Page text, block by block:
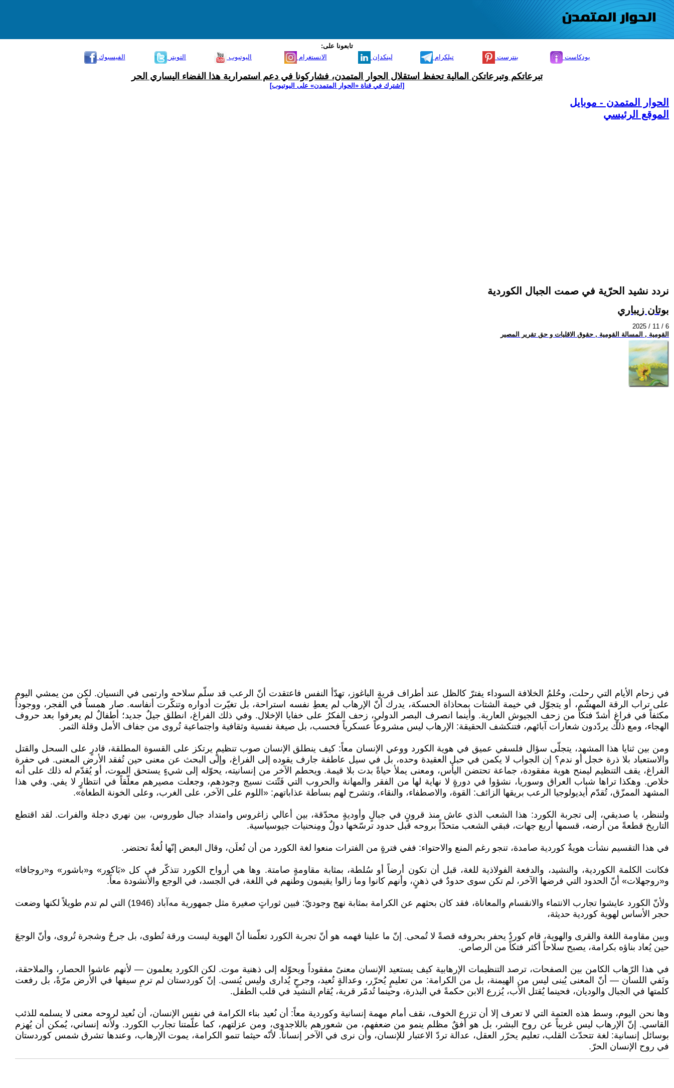
تابعونا على:
الفيسبوك
التويتر اليوتيوب الانستغرام لينكدإن تيلكرام بنترست بودكاست
تبرعاتكم وتبرعاتكن المالية تحفظ استقلال الحوار المتمدن، فشاركونا في دعم استمرارية هذا الفضاء اليساري الحر
[اشترك في قناة ‫«الحوار المتمدن» على اليوتيوب]
الحوار المتمدن - موبايل
الموقع الرئيسي
نردد نشيد الحرّية في صمت الجبال الكوردية
بوتان زيباري
2025 / 11 / 6
القومية , المسالة القومية , حقوق الاقليات و حق تقرير المصير
في زحام الأيام التي رحلت، وحُلمُ الخلافة السوداء يفترّ كالظل عند أطراف قريةٍ الباغوز، تهدّأ النفس فاعتقدت أنّ الرعب قد سلّم سلاحه وارتمى في النسيان. لكن من يمشي اليوم
على تراب الرقة المهشّم، أو يتجوّل في خيمة الشتات بمحاذاة الحسكة، يدرك أنّ الإرهاب لم يعطِ نفسه استراحة، بل تغيّرت أدواره وتنكّرت أنفاسه. صار همساً في الفجر، ووجوداً
مكثفاً في فراغٍ أشدّ فتكاً من زحف الجيوش العارية. وأينما انصرف البصر الدولي، زحف الفكرُ على خفايا الإخلال. وفي ذلك الفراغ، انطلق جيلٌ جديد؛ أطفالٌ لم يعرفوا بعد حروف
الهجاء، ومع ذلك يردّدون شعارات آبائهم، فتنكشف الحقيقة: الإرهاب ليس مشروعاً عسكرياً فحسب، بل صيغة نفسية وثقافية واجتماعية تُروى من جفاف الأمل وقلة الثمر.
ومن بين ثنايا هذا المشهد، يتجلّى سؤال فلسفي عميق في هوية الكورد ووعي الإنسان معاً: كيف ينطلق الإنسان صوب تنظيمٍ يرتكز على القسوة المطلقة، قادرٍ على السحل والقتل
والاستعباد بلا ذرة خجل أو ندم؟ إن الجواب لا يكمن في حبل العقيدة وحده، بل في سيل عاطفة جارف يقوده إلى الفراغ، وإلى البحث عن معنى حين تُفقد الأرض المعنى. في حفرة
الفراغ، يقف التنظيم ليمنح هوية مفقودة، جماعة تحتضن اليأس، ومعنى يملأ حياةً بدت بلا قيمة. ويحطم الآخر من إنسانيته، يحوّله إلى شيءٍ يستحق الموت، أو يُقدّم له ذلك على أنه
خلاص. وهكذا تراها شباب العراق وسوريا، نشؤوا في دورةٍ لا نهاية لها من الفقر والمهانة والحروب التي فَتّتت نسيج وجودهم، وجعلت مصيرهم معلّقاً في انتظارٍ لا يفي. وفي هذا
المشهد الممزّق، تُقدّم أيديولوجيا الرعب بريقها الزائف: القوة، والاصطفاء، والنقاء، وتشرح لهم بساطة عذاباتهم: «اللوم على الآخر، على الغرب، وعلى الخونة الطغاة».
ولننظر، يا صديقي، إلى تجربة الكورد: هذا الشعب الذي عاش منذ قرونٍ في جبالٍ وأوديةٍ محدّقة، بين أعالي زاغروس وامتداد جبال طوروس، بين نهري دجلة والفرات. لقد اقتطع
التاريخ قطعةً من أرضه، قسمها أربع جهات، فبقي الشعب متحدّاً بروحه قبل حدود ترسّخها دولٌ ومِنحنيات جيوسياسية.
في هذا التقسيم نشأت هويةٌ كوردية صامدة، تنجو رغم المنع والاحتواء: ففي فترةٍ من الفترات منعوا لغة الكورد من أن تُعلَن، وقال البعض إنّها لُغةٌ تحتضر.
فكانت الكلمة الكوردية، والنشيد، والدفعة الفولاذية للغة، قبل أن تكون أرضاً أو سُلطة، بمثابة مقاومةٍ صامتة. وها هي أرواح الكورد تتذكّر في كل «بَاكور» و«باشور» و«روجافا»
و«روجهلات» أنّ الحدود التي فرضها الآخر، لم تكن سوى حدودٌ في ذهنٍ، وأنهم كانوا وما زالوا يقيمون وطنهم في اللغة، في الجسد، في الوجع والأنشودة معاً.
ولأنّ الكورد عايشوا تجارب الانتماء والانقسام والمعاناة، فقد كان بحثهم عن الكرامة بمثابة نهج وجوديّ: فبين ثوراتٍ صغيرة مثل جمهورية مه‌آباد (1946) التي لم تدم طويلاً لكنها وضعت
حجر الأساس لهوية كوردية حديثة،
وبين مقاومة اللغة والقرى والهوية، قام كوردٌ يحفر بحروفه قصةً لا تُمحى. إنّ ما علينا فهمه هو أنّ تجربة الكورد تعلّمنا أنّ الهوية ليست ورقة تُطوى، بل جرحٌ وشجرة تُروى، وأنّ الوجعَ
حين يُعاد بناؤه بكرامة، يصبح سلاحاً أكثر فتكاً من الرصاص.
في هذا الرّهاب الكامن بين الصفحات، ترصد التنظيمات الإرهابية كيف يستعيد الإنسان معنىً مفقوداً ويحوّله إلى ذهنية موت. لكن الكورد يعلمون — لأنهم عاشوا الحصار، والملاحقة،
ونَفي اللسان — أنّ المعنى يُبنى ليس من الهيمنة، بل من الكرامة: من تعليمٍ يُحرّر، وعدالةٍ تُعيد، وجرحٍ يُدارى وليس يُنسى. إنّ كوردستان لم ترمِ سيفها في الأرض مرّةً، بل رفعت
كلمتها في الجبال والوديان، فحينما يُقتل الأب، يُزرع الابن حكمةً في البذرة، وحينما تُدمّر قرية، يُقام النشيد في قلب الطفل.
وها نحن اليوم، وسط هذه العتمة التي لا تعرف إلا أن تزرع الخوف، نقف أمام مهمة إنسانية وكوردية معاً: أن نُعيد بناء الكرامة في نفس الإنسان، أن نُعيد لروحه معنى لا يسلمه للذئب
القاسي. إنّ الإرهاب ليس غريباً عن روح البشر، بل هو أفقٌ مظلم ينمو من ضعفهم، من شعورهم باللاجدوى، ومن عزلتهم، كما علّمتنا تجارب الكورد. ولأنه إنساني، يُمكن أن يُهزم
بوسائل إنسانية: لغة تتحدّث القلب، تعليم يحرّر العقل، عدالة تردّ الاعتبار للإنسان، وأن نرى في الآخر إنساناً. لأنّه حيثما تنمو الكرامة، يموت الإرهاب، وعندها تشرق شمس كوردستان
في روح الإنسان الحرّ.